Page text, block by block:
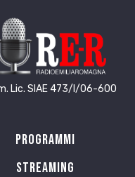
Lic. SIAE 473/I/06-600
Programmi
Streaming